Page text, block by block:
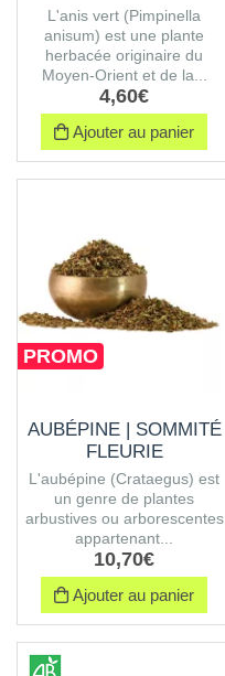
L'anis vert (Pimpinella
anisum) est une plante
herbacée originaire du
Moyen-Orient et de la...
4,60€
Ajouter au panier
PROMO
AUBÉPINE | SOMMITÉ
FLEURIE
L'aubépine (Crataegus) est
un genre de plantes
arbustives ou arborescentes
appartenant...
10,70€
Ajouter au panier